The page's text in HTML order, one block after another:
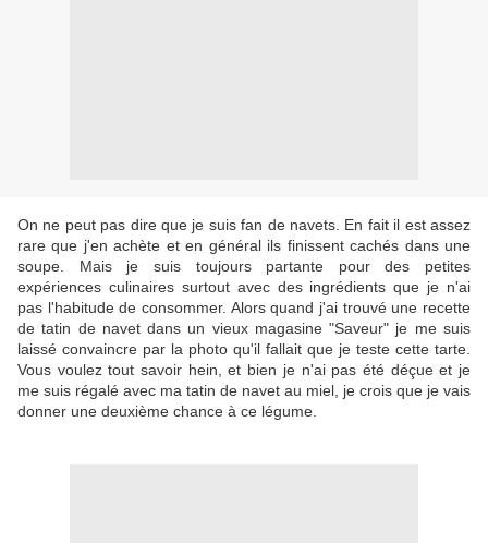
On ne peut pas dire que je suis fan de navets. En fait il est assez
rare que j'en achète et en général ils finissent cachés dans une
soupe. Mais je suis toujours partante pour des petites
expériences culinaires surtout avec des ingrédients que je n'ai
pas l'habitude de consommer. Alors quand j'ai trouvé une recette
de tatin de navet dans un vieux magasine "Saveur" je me suis
laissé convaincre par la photo qu'il fallait que je teste cette tarte.
Vous voulez tout savoir hein, et bien je n'ai pas été déçue et je
me suis régalé avec ma tatin de navet au miel, je crois que je vais
donner une deuxième chance à ce légume.